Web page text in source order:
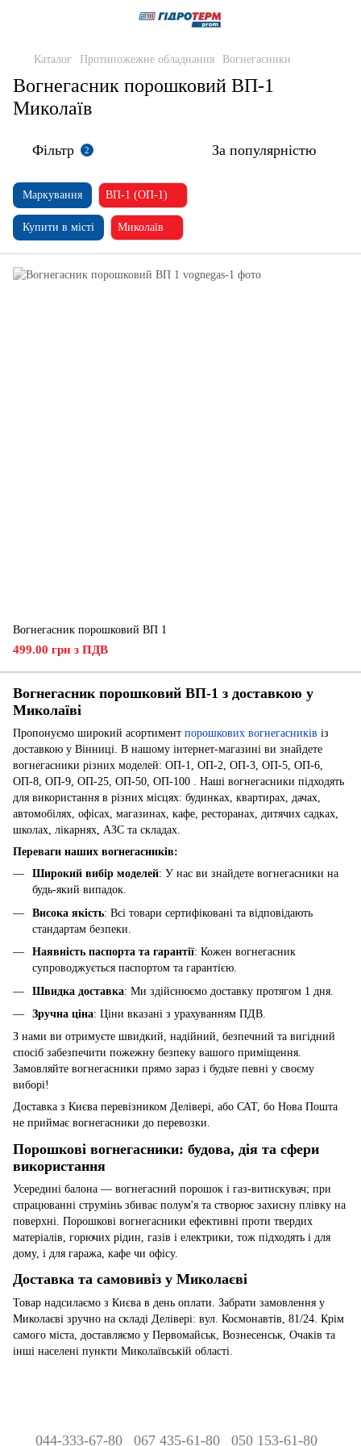
Каталог Протипожежне обладнання Вогнегасники
Вогнегасник порошковий ВП-1
Миколаїв
Фільтр 2 За популярністю
Маркування ВП-1 (ОП-1)
Купити в місті Миколаїв
Вогнегасник порошковий ВП 1
499.00 грн з ПДВ
Вогнегасник порошковий ВП-1 з доставкою у
Миколаїві
Пропонуємо широкий асортимент порошкових вогнегасників із
доставкою у Вінниці. В нашому інтернет-магазині ви знайдете
вогнегасники різних моделей: ОП-1, ОП-2, ОП-3, ОП-5, ОП-6,
ОП-8, ОП-9, ОП-25, ОП-50, ОП-100 . Наші вогнегасники підходять
для використання в різних місцях: будинках, квартирах, дачах,
автомобілях, офісах, магазинах, кафе, ресторанах, дитячих садках,
школах, лікарнях, АЗС та складах.
Переваги наших вогнегасників:
Широкий вибір моделей: У нас ви знайдете вогнегасники на
будь-який випадок.
Висока якість: Всі товари сертифіковані та відповідають
стандартам безпеки.
Наявність паспорта та гарантії: Кожен вогнегасник
супроводжується паспортом та гарантією.
Швидка доставка: Ми здійснюємо доставку протягом 1 дня.
Зручна ціна: Ціни вказані з урахуванням ПДВ.
З нами ви отримуєте швидкий, надійний, безпечний та вигідний
спосіб забезпечити пожежну безпеку вашого приміщення.
Замовляйте вогнегасники прямо зараз і будьте певні у своєму
виборі!
Доставка з Києва перевізником Делівері, або САТ, бо Нова Пошта
не приймає вогнегасники до перевозки.
Порошкові вогнегасники: будова, дія та сфери
використання
Усередині балона — вогнегасний порошок і газ-витискувач; при
спрацюванні струмінь збиває полум'я та створює захисну плівку на
поверхні. Порошкові вогнегасники ефективні проти твердих
матеріалів, горючих рідин, газів і електрики, тож підходять і для
дому, і для гаража, кафе чи офісу.
Доставка та самовивіз у Миколаєві
Товар надсилаємо з Києва в день оплати. Забрати замовлення у
Миколаєві зручно на складі Делівері: вул. Космонавтів, 81/24. Крім
самого міста, доставляємо у Первомайськ, Вознесенськ, Очаків та
інші населені пункти Миколаївській області.
044-333-67-80 067 435-61-80 050 153-61-80